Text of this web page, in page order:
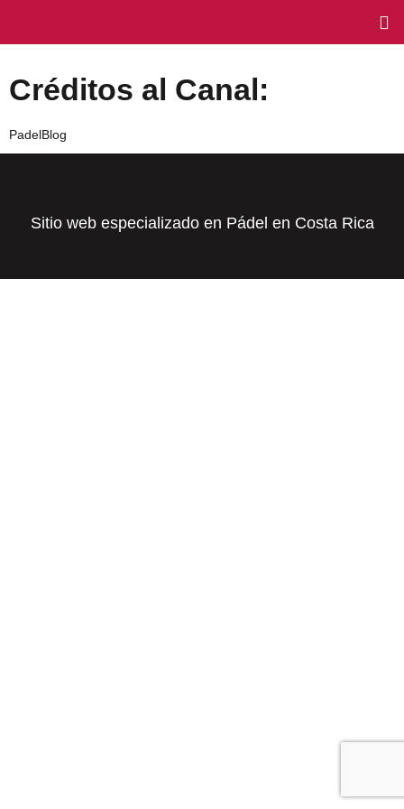
Créditos al Canal:
PadelBlog
Sitio web especializado en Pádel en Costa Rica